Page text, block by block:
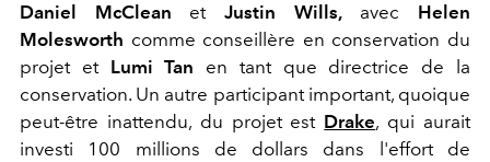
Daniel McClean etJustin Wills,avec Helen
Molesworth comme conseillère en conservation du
projet et Lumi Tan en tant que directrice de la
conservation. Un autre participant important, quoique
peut-être inattendu, du projet est Drake, qui aurait
investi 100 millions de dollars dans l'effort de